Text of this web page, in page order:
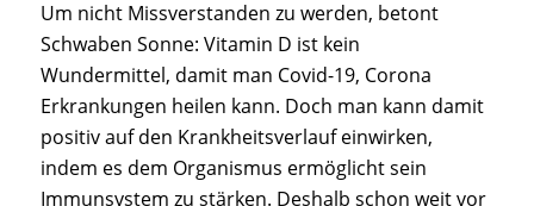
Um nicht Missverstanden zu werden, betont
Schwaben Sonne: Vitamin D ist kein
Wundermittel, damit man Covid-19, Corona
Erkrankungen heilen kann. Doch man kann damit
positiv auf den Krankheitsverlauf einwirken,
indem es dem Organismus ermöglicht sein
Immunsystem zu stärken. Deshalb schon weit vor